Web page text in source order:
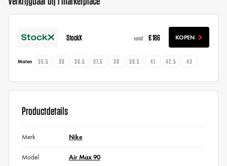
StockX vanaf € 186 KOPEN
Maten 35.5 36 36.5 37.5 38 38.5 41 42.5 43
Productdetails
Merk Nike
Model Air Max 90